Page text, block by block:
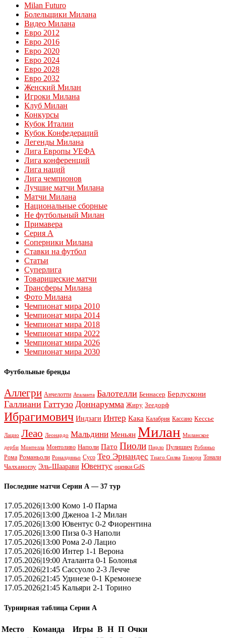
Milan Futuro
Болельщики Милана
Видео Милана
Евро 2012
Евро 2016
Евро 2020
Евро 2024
Евро 2028
Евро 2032
Женский Милан
Игроки Милана
Клуб Милан
Конкурсы
Кубок Италии
Кубок Конфедераций
Легенды Милана
Лига Европы УЕФА
Лига конференций
Лига наций
Лига чемпионов
Лучшие матчи Милана
Матчи Милана
Национальные сборные
Не футбольный Милан
Примавера
Серия А
Соперники Милана
Ставки на футбол
Статьи
Суперлига
Товарищеские матчи
Трансферы Милана
Фото Милана
Чемпионат мира 2010
Чемпионат мира 2014
Чемпионат мира 2018
Чемпионат мира 2022
Чемпионат мира 2026
Чемпионат мира 2030
Футбольные бренды
Аллегри Анчелотти Аталанта Балотелли Беннасер Берлускони
Галлиани Гаттузо Доннарумма Жиру Зеедорф
Ибрагимович Индзаги Интер Кака Калабрия Кассано Кессье
Лацио Леао Леонардо Мальдини Меньян Милан Миланское
дерби Монтелла Монтоливо Наполи Пато Пиоли Пирло Пулишич Робиньо
Рома Романьоли Роналдиньо Сусо Тео Эрнандес Тиаго Силва Томори Тонали
Чалханоглу Эль-Шаарави Ювентус оценки GdS
Последние матчи Серии А — 37 тур
17.05.2026|13:00 Комо 1-0 Парма
17.05.2026|13:00 Дженоа 1-2 Милан
17.05.2026|13:00 Ювентус 0-2 Фиорентина
17.05.2026|13:00 Пиза 0-3 Наполи
17.05.2026|13:00 Рома 2-0 Лацио
17.05.2026|16:00 Интер 1-1 Верона
17.05.2026|19:00 Аталанта 0-1 Болонья
17.05.2026|21:45 Сассуоло 2-3 Лечче
17.05.2026|21:45 Удинезе 0-1 Кремонезе
17.05.2026|21:45 Кальяри 2-1 Торино
Турнирная таблица Серии А
Место Команда Игры В Н П Очки